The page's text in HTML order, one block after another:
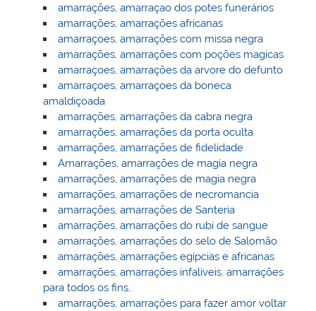
amarrações, amarraçao dos potes funerários
amarrações, amarrações africanas
amarraçoes, amarrações com missa negra
amarrações, amarrações com poções magicas
amarraçoes, amarrações da arvore do defunto
amarraçoes, amarraçoes da boneca
amaldiçoada
amarrações, amarrações da cabra negra
amarrações, amarrações da porta oculta
amarrações, amarrações de fidelidade
Amarrações, amarrações de magia negra
amarrações, amarrações de magia negra
amarrações, amarrações de necromancia
amarrações, amarrações de Santeria
amarrações, amarrações do rubi de sangue
amarrações, amarrações do selo de Salomão
amarrações, amarrações egípcias e africanas
amarrações, amarrações infalíveis, amarrações
para todos os fins,
amarrações, amarrações para fazer amor voltar